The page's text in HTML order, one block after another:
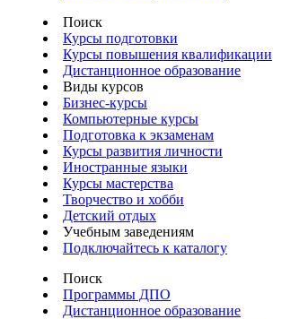
Поиск
Курсы подготовки
Курсы повышения квалификации
Дистанционное образование
Виды курсов
Бизнес-курсы
Компьютерные курсы
Подготовка к экзаменам
Курсы развития личности
Иностранные языки
Курсы мастерства
Творчество и хобби
Детский отдых
Учебным заведениям
Подключайтесь к каталогу
Поиск
Программы ДПО
Дистанционное образование